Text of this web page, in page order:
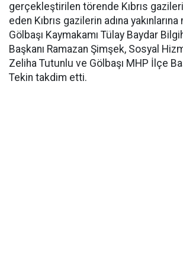
gerçekleştirilen törende Kıbrıs
eden Kıbrıs gazilerin adına yakınlarına
Gölbaşı Kaymakamı Tülay Baydar
Başkanı Ramazan Şimşek, Sosyal
Zeliha Tutunlu ve Gölbaşı MHP İlçe
Tekin takdim etti.